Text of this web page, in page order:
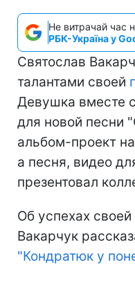
Не витрачай час
РБК-Україна у
Святослав
талантами своей
Девушка вместе
для новой песни
альбом-проект
а песня, видео
презентовал
Об успехах
Вакарчук
"Кондратюк у